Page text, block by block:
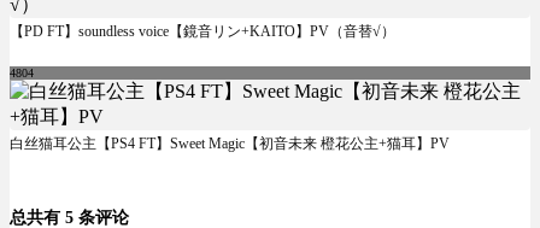
【PD FT】soundless voice【鏡音リン+KAITO】PV（音替√）
4804
白丝猫耳公主【PS4 FT】Sweet Magic【初音未来 橙花公主+猫耳】PV
总共有 5 条评论